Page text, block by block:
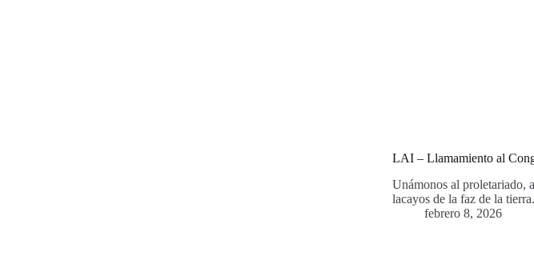
LAI – Llamamiento al
Unámonos al proletariado,
lacayos de la faz de la tierra.
febrero 8, 2026